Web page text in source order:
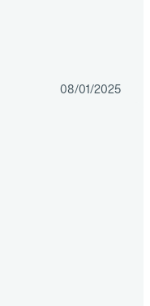
08/01/2025